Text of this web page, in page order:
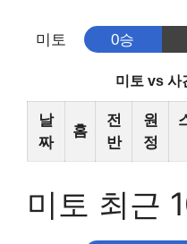
미토 0승
미토 vs 사
날
짜
홈
전
반
원
정
미토 최근